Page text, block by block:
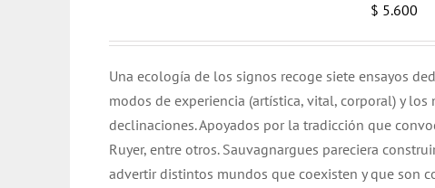
$ 5.600
Una ecología de los signos recoge siete ensayos
modos de experiencia (artística, vital, corporal) y
declinaciones. Apoyados por la tradicción que
Ruyer, entre otros. Sauvagnargues pareciera
advertir distintos mundos que coexisten y que son